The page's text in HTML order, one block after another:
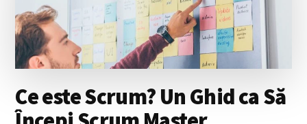
NAVIGĂM
ÎN
FLUXUL
VIEȚII?
Ce este Scrum? Un Ghid ca Să